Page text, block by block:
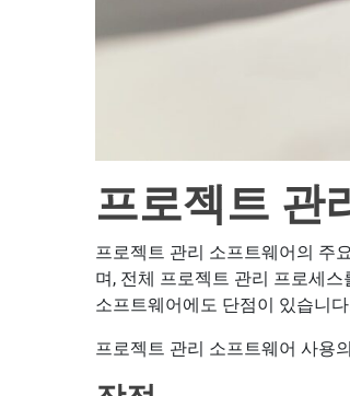
프로젝트 관
프로젝트 관리 소프트웨어의 주
며, 전체 프로젝트 관리 프로세
소프트웨어에도 단점이 있습니
프로젝트 관리 소프트웨어 사용